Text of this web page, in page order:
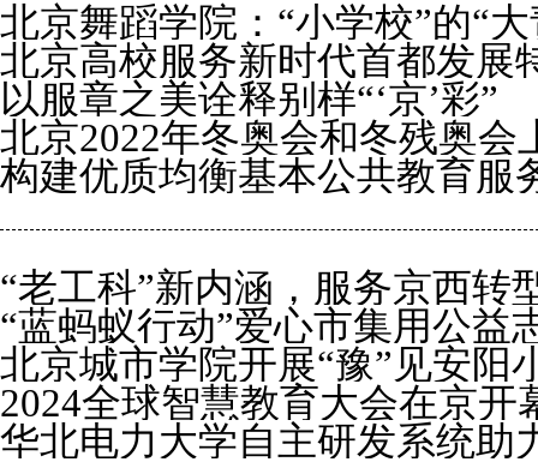
北京舞蹈学院：“小学校”的“
北京高校服务新时代首都发展
智
以服章之美诠释别样“‘京’彩”
北京2022年冬奥会和冬残奥会
构建优质均衡基本公共教育服
峰论坛大幕拉开
“老工科”新内涵，服务京西转
“蓝蚂蚁行动”爱心市集用公益
北京城市学院开展“豫”见安阳
2024全球智慧教育大会在京开
华北电力大学自主研发系统助